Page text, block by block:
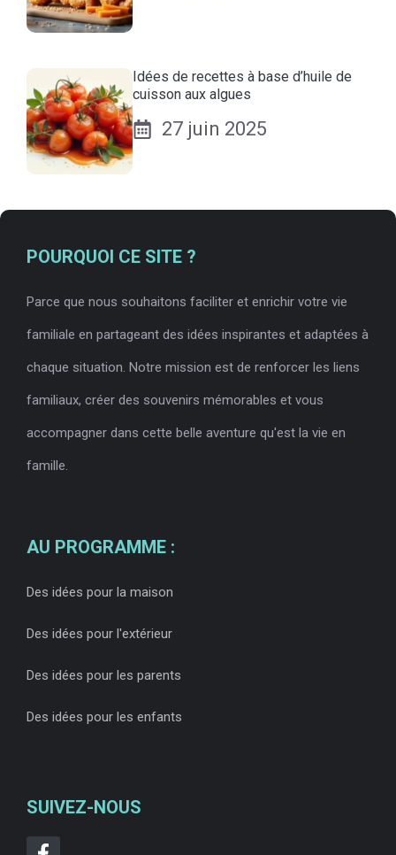
Idées de recettes à base d’huile de
cuisson aux algues
27 juin 2025
POURQUOI CE SITE ?
Parce que nous souhaitons faciliter et enrichir votre vie
familiale en partageant des idées inspirantes et adaptées à
chaque situation. Notre mission est de renforcer les liens
familiaux, créer des souvenirs mémorables et vous
accompagner dans cette belle aventure qu'est la vie en
famille.
AU PROGRAMME :
Des idées pour la maison
Des idées pour l'extérieur
Des idées pour les parents
Des idées pour les enfants
SUIVEZ-NOUS